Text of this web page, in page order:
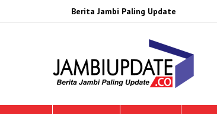
Berita Jambi Paling Update